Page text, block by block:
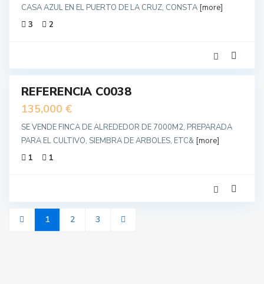
CASA AZUL EN EL PUERTO DE LA CRUZ, CONSTA [more]
3
2
REFERENCIA C0038
135,000 €
SE VENDE FINCA DE ALREDEDOR DE 7000M2, PREPARADA
PARA EL CULTIVO, SIEMBRA DE ARBOLES, ETC& [more]
1
1
1 2 3